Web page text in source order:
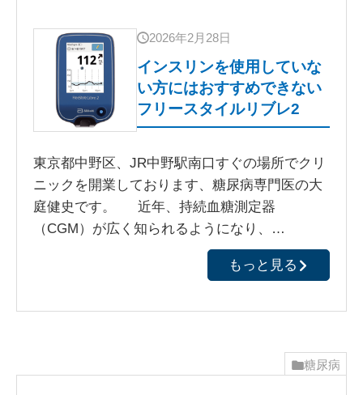
2026年2月28日
インスリンを使用していな
い方にはおすすめできない
フリースタイルリブレ2
東京都中野区、JR中野駅南口すぐの場所でクリ
ニックを開業しております、糖尿病専門医の大
庭健史です。 近年、持続血糖測定器
（CGM）が広く知られるようになり、…
もっと見る
糖尿病